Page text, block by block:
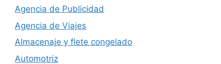
Agencia de Publicidad
Agencia de Viajes
Almacenaje y flete congelado
Automotriz